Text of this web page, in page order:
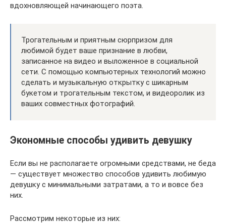
вдохновляющей начинающего поэта.
Трогательным и приятным сюрпризом для
любимой будет ваше признание в любви,
записанное на видео и выложенное в социальной
сети. С помощью компьютерных технологий можно
сделать и музыкальную открытку с шикарным
букетом и трогательным текстом, и видеоролик из
ваших совместных фотографий.
Экономные способы удивить девушку
Если вы не располагаете огромными средствами, не беда
— существует множество способов удивить любимую
девушку с минимальными затратами, а то и вовсе без
них.
Рассмотрим некоторые из них: